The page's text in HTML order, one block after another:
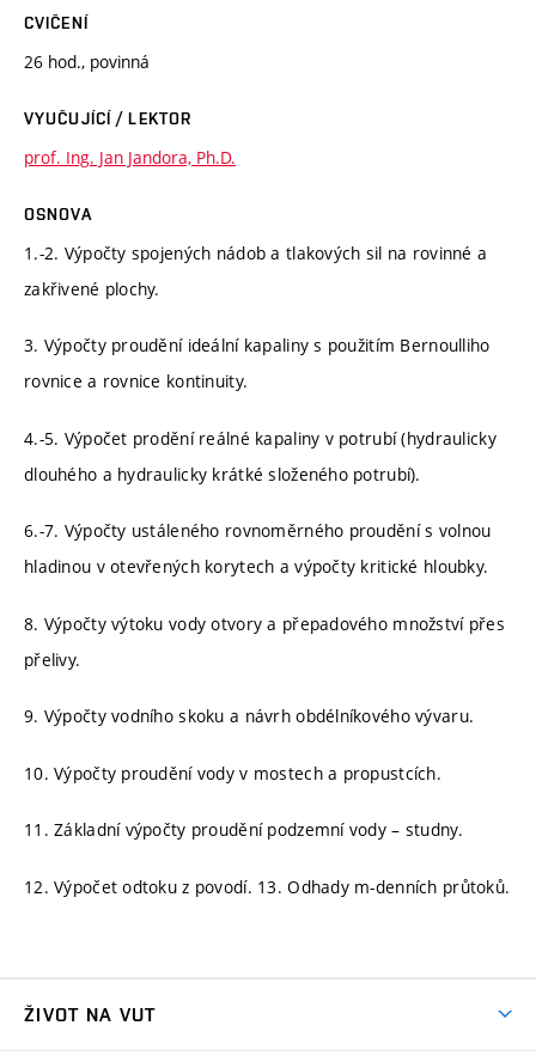
CVIČENÍ
26 hod., povinná
VYUČUJÍCÍ / LEKTOR
prof. Ing. Jan Jandora, Ph.D.
OSNOVA
1.-2. Výpočty spojených nádob a tlakových sil na rovinné a
zakřivené plochy.
3. Výpočty proudění ideální kapaliny s použitím Bernoulliho
rovnice a rovnice kontinuity.
4.-5. Výpočet prodění reálné kapaliny v potrubí (hydraulicky
dlouhého a hydraulicky krátké složeného potrubí).
6.-7. Výpočty ustáleného rovnoměrného proudění s volnou
hladinou v otevřených korytech a výpočty kritické hloubky.
8. Výpočty výtoku vody otvory a přepadového množství přes
přelivy.
9. Výpočty vodního skoku a návrh obdélníkového vývaru.
10. Výpočty proudění vody v mostech a propustcích.
11. Základní výpočty proudění podzemní vody – studny.
12. Výpočet odtoku z povodí. 13. Odhady m-denních průtoků.
ŽIVOT NA VUT